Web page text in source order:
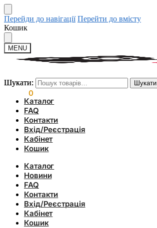
Перейди до навігації Перейти до вмісту
Кошик
MENU
Шукати: Шукати
0
Шукати: Шукати
Каталог
FAQ
Контакти
Вхід/Реєстрація
Кабінет
Кошик
Каталог
Новини
FAQ
Контакти
Вхід/Реєстрація
Кабінет
Кошик